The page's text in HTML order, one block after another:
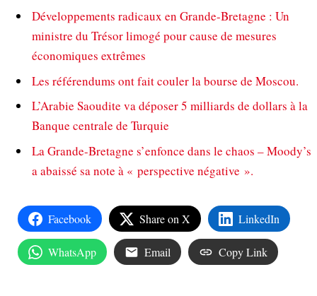
Développements radicaux en Grande-Bretagne : Un
ministre du Trésor limogé pour cause de mesures
économiques extrêmes
Les référendums ont fait couler la bourse de Moscou.
L’Arabie Saoudite va déposer 5 milliards de dollars à la
Banque centrale de Turquie
La Grande-Bretagne s’enfonce dans le chaos – Moody’s
a abaissé sa note à « perspective négative ».
Facebook Share on X LinkedIn
WhatsApp Email Copy Link